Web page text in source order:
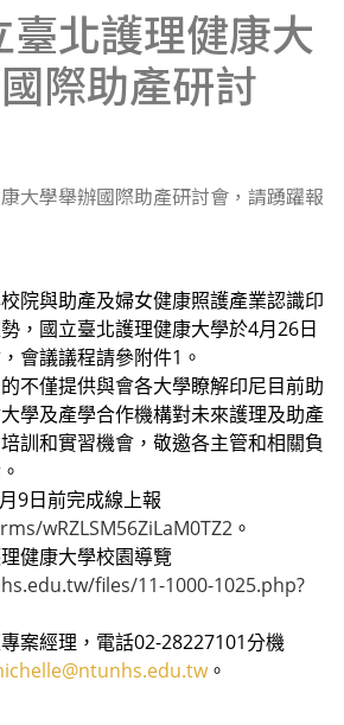
北護理健康大
際助產研討
大學舉辦國際助產研討會，請踴躍報
院與助產及婦女健康照護產業認識印
，國立臺北護理健康大學於4月26日
會議議程請參附件1。
不僅提供與會各大學瞭解印尼目前助
學及產學合作機構對未來護理及助產
訓和實習機會，敬邀各主管和相關負
9日前完成線上報
wRZLSM56ZiLaM0TZ2 。
健康大學校園導覽
files/11-1000-1025.php?
案經理，電話02-28227101分機
。